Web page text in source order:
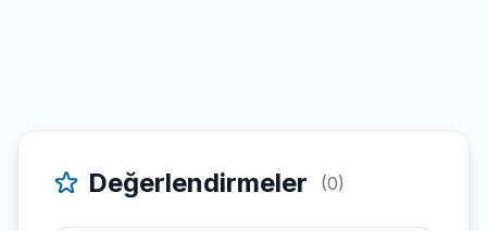
Değerlendirmeler (0)